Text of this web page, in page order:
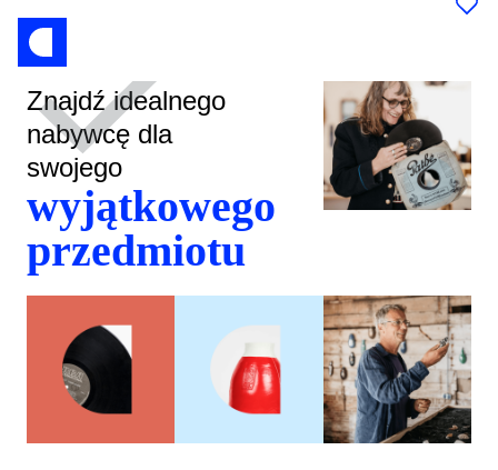
Znajdź idealnego
nabywcę dla
swojego
wyjątkowego
przedmiotu